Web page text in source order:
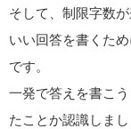
そして、制限字数
いい回答を書くた
です。
一発で答えを書こ
たことか認識しまし